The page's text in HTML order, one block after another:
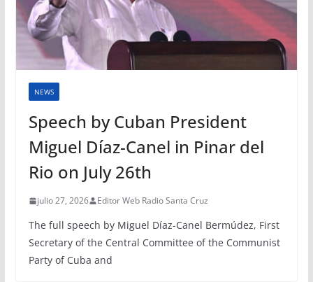
NEWS
Speech by Cuban President
Miguel Díaz-Canel in Pinar del
Rio on July 26th
julio 27, 2026 Editor Web Radio Santa Cruz
The full speech by Miguel Díaz-Canel Bermúdez, First
Secretary of the Central Committee of the Communist
Party of Cuba and